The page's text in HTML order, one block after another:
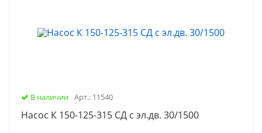
В наличии Арт.: 11540
Насос К 150-125-315 СД с эл.дв. 30/1500